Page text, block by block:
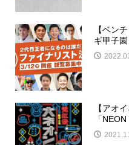
【ベン
ギ甲子
【アオ
「